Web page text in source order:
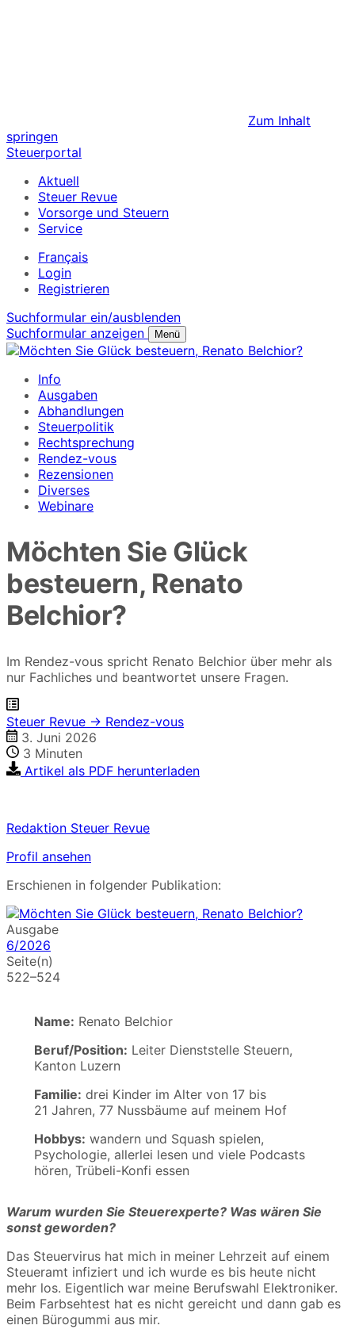
Zum Inhalt
springen
Steuerportal
Aktuell
Steuer Revue
Vorsorge und Steuern
Service
Français
Login
Registrieren
Suchformular ein/ausblenden
Suchformular anzeigen
Menü
Info
Ausgaben
Abhandlungen
Steuerpolitik
Rechtsprechung
Rendez-vous
Rezensionen
Diverses
Webinare
Möchten Sie Glück
besteuern, Renato
Belchior?
Im Rendez-vous spricht Renato Belchior über mehr als
nur Fachliches und beantwortet unsere Fragen.
Steuer Revue → Rendez-vous
3. Juni 2026
3 Minuten
Artikel als PDF herunterladen
Redaktion Steuer Revue
Profil ansehen
Erschienen in folgender Publikation:
Ausgabe
6/2026
Seite(n)
522–524
Name: Renato Belchior
Beruf/Position: Leiter Dienststelle Steuern,
Kanton Luzern
Familie: drei Kinder im Alter von 17 bis
21 Jahren, 77 Nussbäume auf meinem Hof
Hobbys: wandern und Squash spielen,
Psychologie, allerlei lesen und viele Podcasts
hören, Trübeli-Konfi essen
Warum wurden Sie Steuerexperte? Was wären Sie
sonst geworden?
Das Steuervirus hat mich in meiner Lehrzeit auf einem
Steueramt infiziert und ich wurde es bis heute nicht
mehr los. Eigentlich war meine Berufswahl Elektroniker.
Beim Farbsehtest hat es nicht gereicht und dann gab es
einen Bürogummi aus mir.